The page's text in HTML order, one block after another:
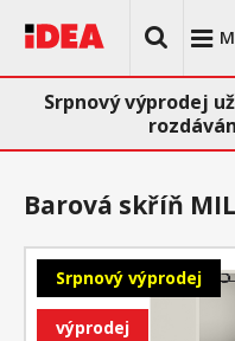
Srpnový výprodej
Srpnový výprodej
výprodej
Barová skříň